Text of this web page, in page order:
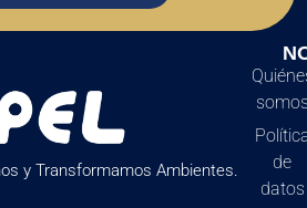
y Transformamos Ambientes.
de
datos